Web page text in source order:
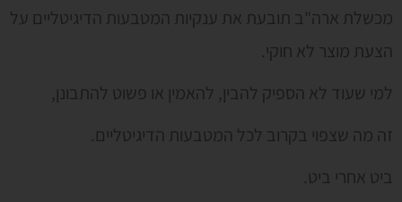
מכשלת ארה"ב תובעת את ענקיות המטבעות הדיגיטליים על
הצעת מוצר לא חוקי.
למי שעוד לא הספיק להבין, להאמין או פשוט להתבונן,
זה מה שצפוי בקרוב לכל המטבעות הדיגיטליים.
ביט אחרי ביט.